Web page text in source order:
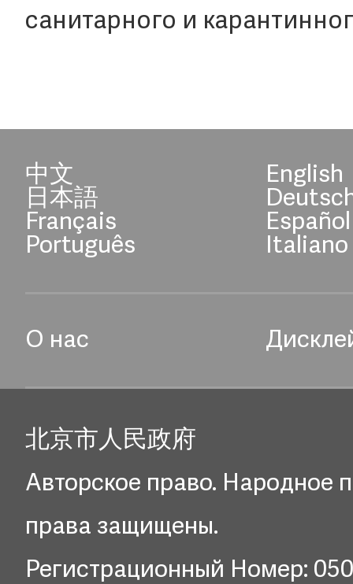
санитарного и
中文 English
日本語
Français Español
Português Italiano
О нас
北京市人民政府
Авторское право. Народное
права защищены.
Регистрационный Номер: